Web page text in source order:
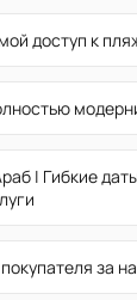
доступ к
| Гибкие
за